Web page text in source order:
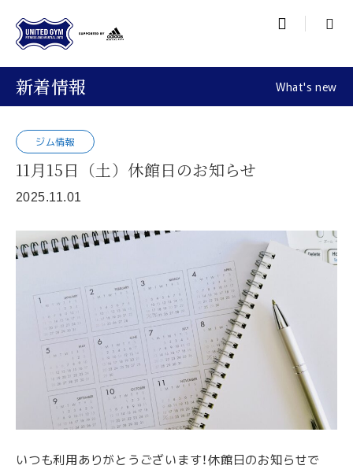

新着情報 What's new
ジム情報
11月15日（土）休館日のお知らせ
2025.11.01
いつも利用ありがとうございます！休館日のお知らせで